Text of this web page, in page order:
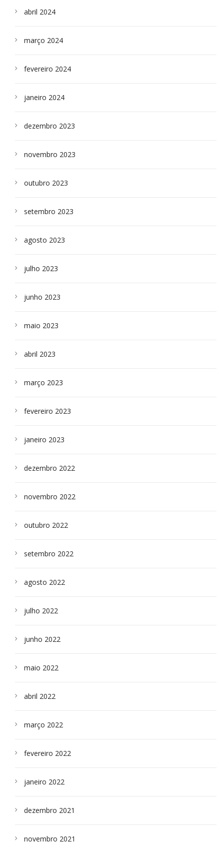
abril 2024
março 2024
fevereiro 2024
janeiro 2024
dezembro 2023
novembro 2023
outubro 2023
setembro 2023
agosto 2023
julho 2023
junho 2023
maio 2023
abril 2023
março 2023
fevereiro 2023
janeiro 2023
dezembro 2022
novembro 2022
outubro 2022
setembro 2022
agosto 2022
julho 2022
junho 2022
maio 2022
abril 2022
março 2022
fevereiro 2022
janeiro 2022
dezembro 2021
novembro 2021